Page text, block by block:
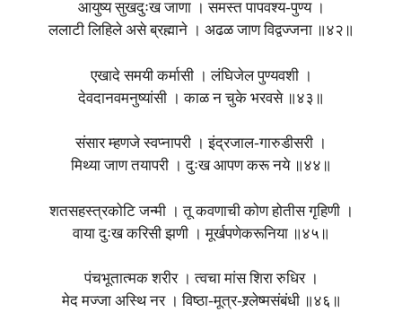
आयुष्य सुखदुःख जाणा । समस्त पापवश्य-पुण्य ।
ललाटी लिहिले असे ब्रह्माने । अढळ जाण विद्वज्जना ॥४२॥
एखादे समयी कर्मासी । लंघिजेल पुण्यवशी ।
देवदानवमनुष्यांसी । काळ न चुके भरवसे ॥४३॥
संसार म्हणजे स्वप्नापरी । इंद्रजाल-गारुडीसरी ।
मिथ्या जाण तयापरी । दुःख आपण करू नये ॥४४॥
शतसहस्त्रकोटि जन्मी । तू कवणाची कोण होतीस गृहिणी ।
वाया दुःख करिसी झणी । मूर्खपणेकरूनिया ॥४५॥
पंचभूतात्मक शरीर । त्वचा मांस शिरा रुधिर ।
मेद मज्जा अस्थि नर । विष्ठा-मूत्र-श्र्लेष्मसंबंधी ॥४६॥